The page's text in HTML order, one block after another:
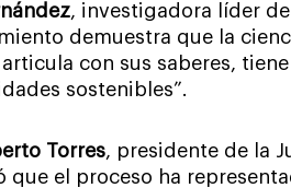
, investigadora líder
demuestra que la
con sus saberes,
sostenibles”.
Torres, presidente de la
que el proceso ha